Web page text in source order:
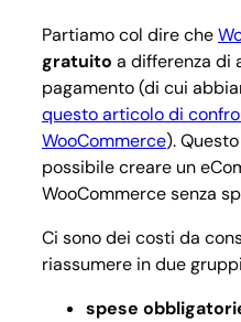
Partiamo col dire che
gratuito a differenza di
pagamento (di cui
questo articolo di
WooCommerce).
possibile creare un
WooCommerce senza
Ci sono dei costi da
riassumere in due
spese